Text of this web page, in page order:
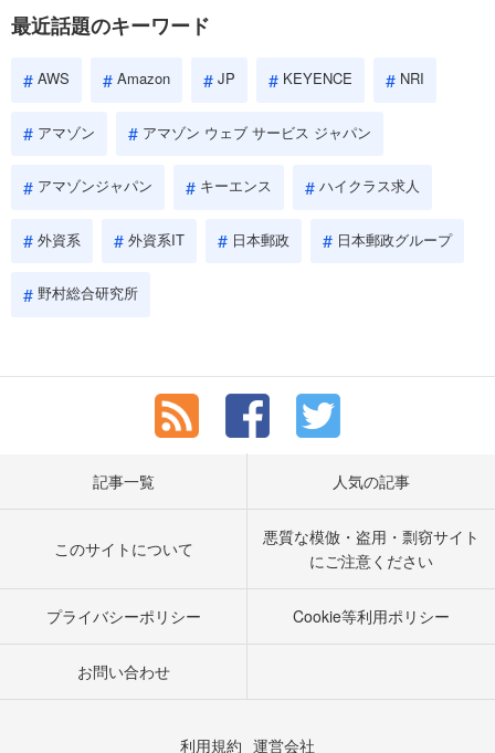
しょう。
最近話題のキーワード
AWS Amazon JP KEYENCE NRI
アマゾン アマゾン ウェブ サービス ジャパン
アマゾンジャパン キーエンス ハイクラス求人
外資系 外資系IT 日本郵政 日本郵政グループ
野村総合研究所
記事一覧 人気の記事
このサイトについて
悪質な模倣・盗用・剽窃サイト
にご注意ください
プライバシーポリシー Cookie等利用ポリシー
お問い合わせ
利用規約 運営会社